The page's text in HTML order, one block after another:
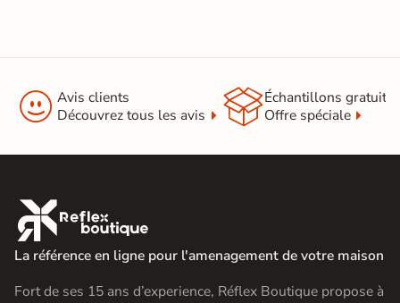
 Avis clients
Découvrez tous les avis
Échantillons gratuit
Offre spéciale

La référence en ligne pour l'amenagement de votre maison
Fort de ses 15 ans d’experience, Réflex Boutique propose à